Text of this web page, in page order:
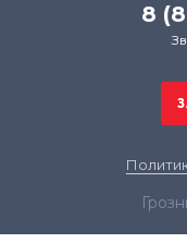
8